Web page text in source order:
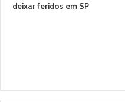
deixar feridos em SP